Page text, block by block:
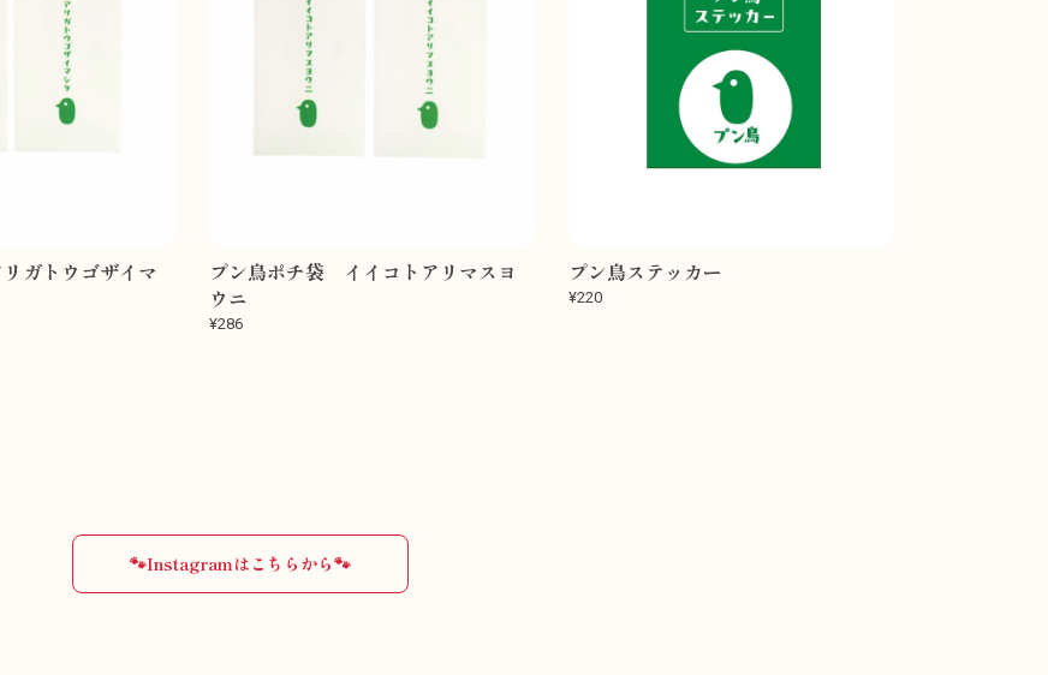
ガトウゴザイマ
プン鳥ポチ袋 イイコトアリマスヨ
ウニ
¥286
プン鳥ステッカー
¥220
🐾Instagramはこちらから🐾